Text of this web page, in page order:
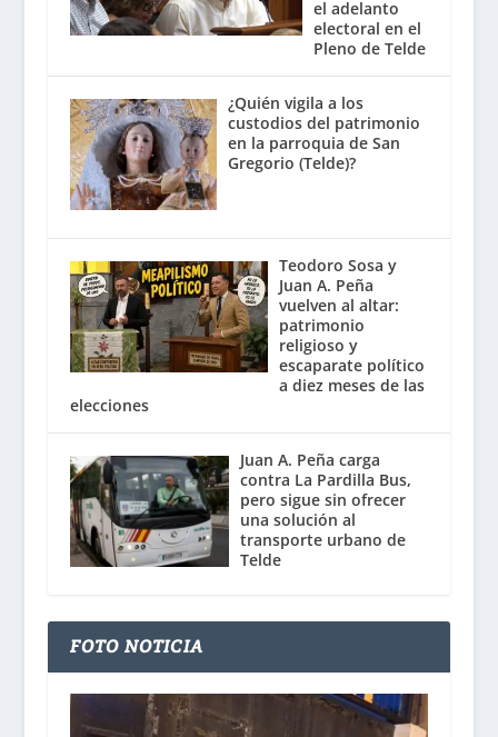
el adelanto
electoral en el
Pleno de Telde
¿Quién vigila a los
custodios del patrimonio
en la parroquia de San
Gregorio (Telde)?
Teodoro Sosa y
Juan A. Peña
vuelven al altar:
patrimonio
religioso y
escaparate político
a diez meses de las
elecciones
Juan A. Peña carga
contra La Pardilla Bus,
pero sigue sin ofrecer
una solución al
transporte urbano de
Telde
FOTO NOTICIA